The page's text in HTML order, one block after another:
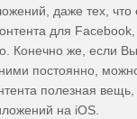
даже тех, что
для Facebook,
Конечно же, если
постоянно,
полезная вещь,
на iOS.